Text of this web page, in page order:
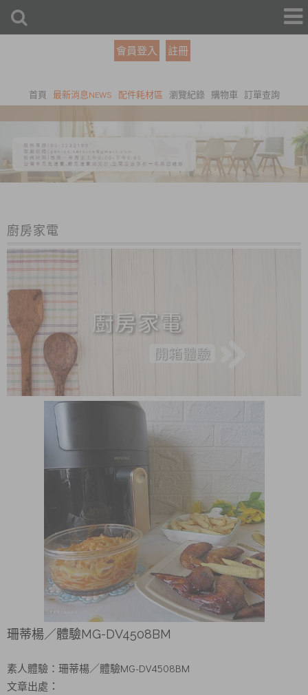
會員登入 註冊
首頁 最新消息NEWS 配件耗材區 瀏覽紀錄 購物車 訂單查詢
廚房家電
珊蒂楊／體驗MG-DV4508BM
素人體驗： 珊蒂楊／體驗MG-DV4508BM
文章出處 ：